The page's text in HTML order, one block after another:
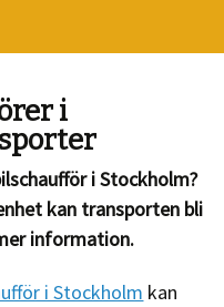
i
i Stockholm?
kan transporten bli
information.
i Stockholm kan